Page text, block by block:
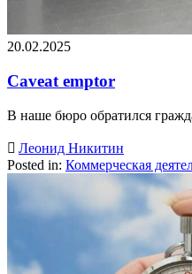
20.02.2025
Caveat emptor
В наше бюро обратился
 Леонид Никитин
Posted in: Коммерческая